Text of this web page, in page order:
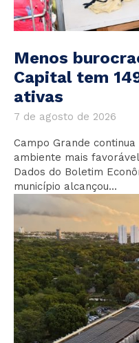
Menos
Capital tem
ativas
7 de agosto de 2026
Campo Grande
ambiente mais
Dados do Boletim
município alcançou...